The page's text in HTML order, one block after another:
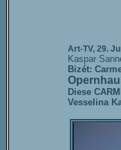
Art-TV, 29.
Kaspar
Bizét:
Diese
Vesselina